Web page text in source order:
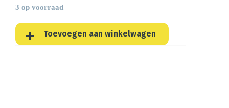
3 op voorraad
Toevoegen aan winkelwagen